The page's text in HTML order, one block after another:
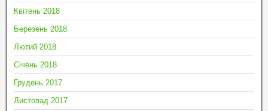
Квітень 2018
Березень 2018
Лютий 2018
Січень 2018
Грудень 2017
Листопад 2017